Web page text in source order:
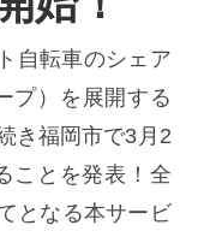
自転車のシェア
プ）を展開する
き福岡市で3月2
ことを発表！全
となる本サービ